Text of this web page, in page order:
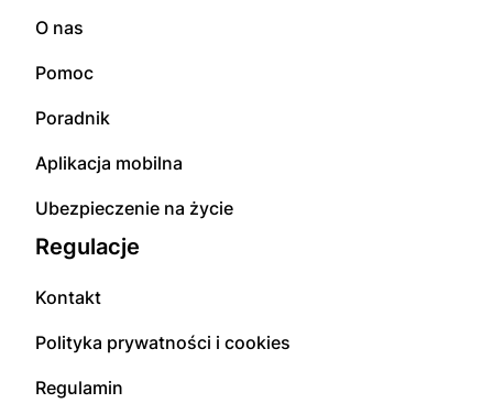
O nas
Pomoc
Poradnik
Aplikacja mobilna
Ubezpieczenie na życie
Regulacje
Kontakt
Polityka prywatności i cookies
Regulamin